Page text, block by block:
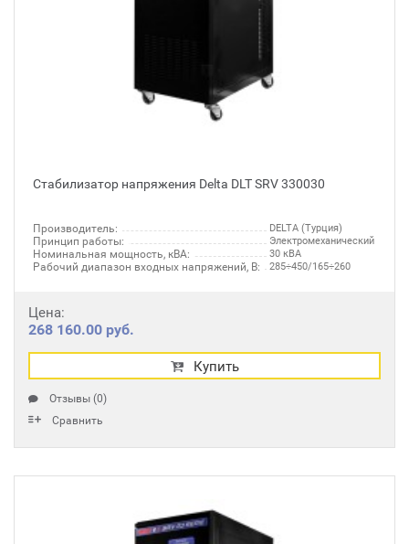
Стабилизатор напряжения Delta DLT SRV 330030
Производитель: DELTA (Турция)
Принцип работы: Электромеханический
Номинальная мощность, кВА: 30 кВА
Рабочий диапазон входных напряжений, В: 285÷450/165÷260
Цена:
268 160.00 руб.
Купить
Отзывы (0)
Сравнить